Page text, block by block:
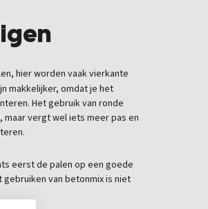
hier worden vaak vierkante
makkelijker, omdat je het
Het gebruik van ronde
vergt wel iets meer pas en
eerst de palen op een goede
van betonmix is niet